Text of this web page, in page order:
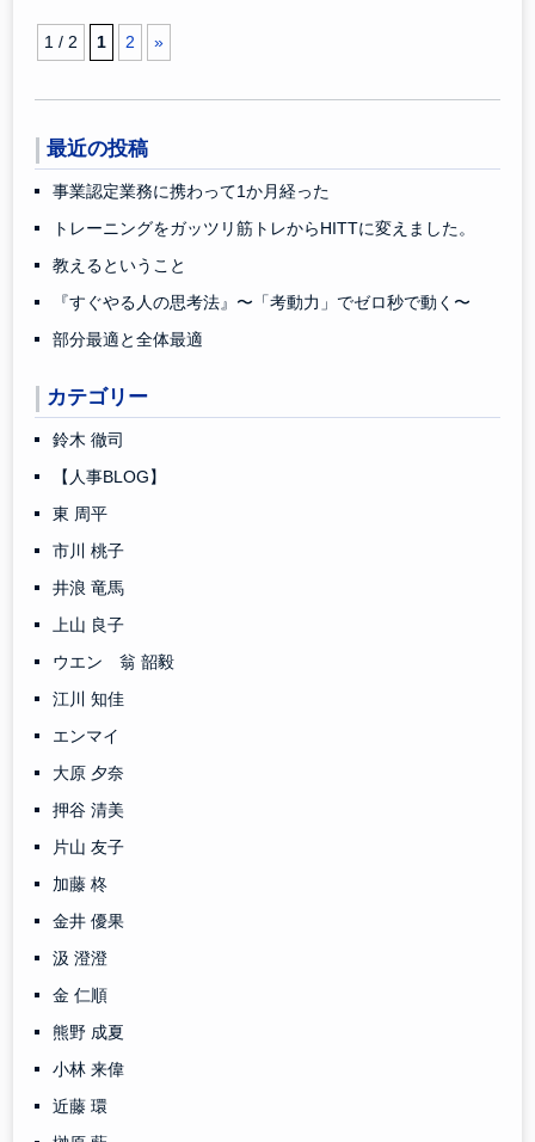
1 / 2 1 2 »
最近の投稿
事業認定業務に携わって1か月経った
トレーニングをガッツリ筋トレからHITTに変えました。
教えるということ
『すぐやる人の思考法』〜「考動力」でゼロ秒で動く〜
部分最適と全体最適
カテゴリー
鈴木 徹司
【人事BLOG】
東 周平
市川 桃子
井浪 竜馬
上山 良子
ウエン 翁 韶毅
江川 知佳
エンマイ
大原 夕奈
押谷 清美
片山 友子
加藤 柊
金井 優果
汲 澄澄
金 仁順
熊野 成夏
小林 来偉
近藤 環